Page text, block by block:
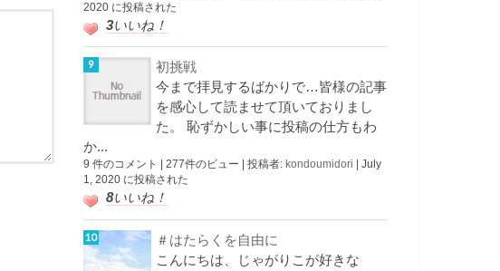
2020 に投稿された
3いいね！
初挑戦
今まで拝見するばかりで…皆様の記事
を感心して読ませて頂いておりまし
た。 恥ずかしい事に投稿の仕方もわ
か...
9 件のコメント 277件のビュー 投稿者: kondoumidori
July
1, 2020 に投稿された
8いいね！
＃はたらくを自由に
こんにちは、じゃがりこが好きな